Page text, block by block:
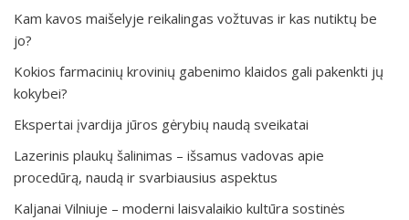
Kam kavos maišelyje reikalingas vožtuvas ir kas nutiktų be
jo?
Kokios farmacinių krovinių gabenimo klaidos gali pakenkti jų
kokybei?
Ekspertai įvardija jūros gėrybių naudą sveikatai
Lazerinis plaukų šalinimas – išsamus vadovas apie
procedūrą, naudą ir svarbiausius aspektus
Kaljanai Vilniuje – moderni laisvalaikio kultūra sostinės